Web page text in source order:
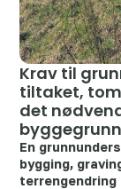
Krav til
tiltaket,
det
En
bygging,
terrengendring